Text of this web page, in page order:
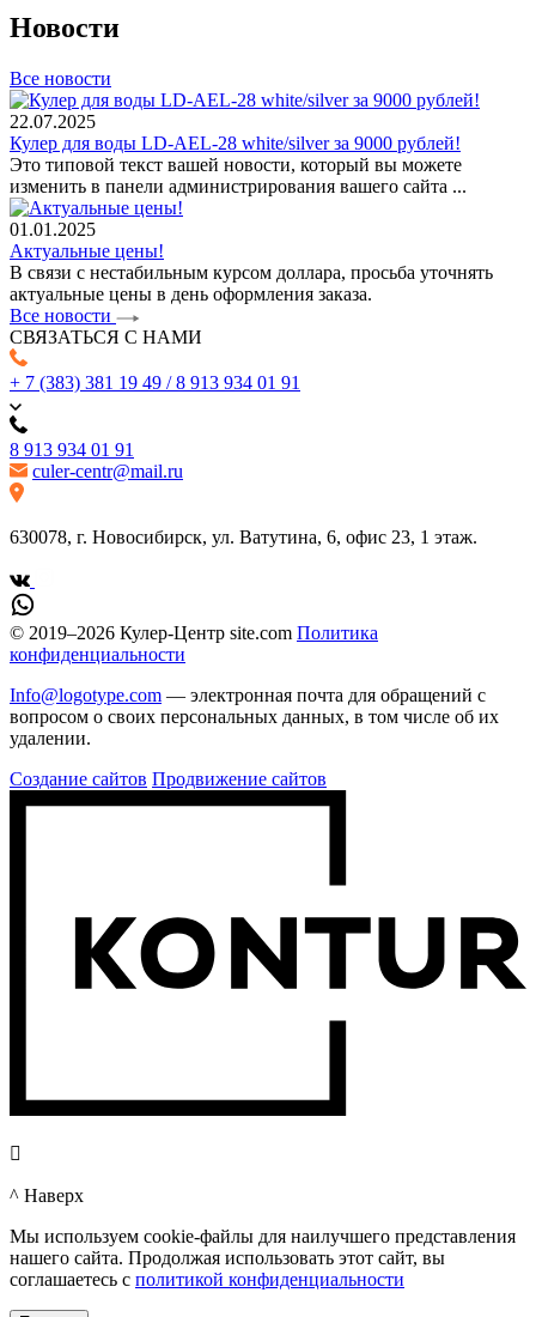
Новости
Все новости
22.07.2025
Кулер для воды LD-AEL-28 white/silver за 9000 рублей!
Это типовой текст вашей новости, который вы можете
изменить в панели администрирования вашего сайта ...
01.01.2025
Актуальные цены!
В связи с нестабильным курсом доллара, просьба уточнять
актуальные цены в день оформления заказа.
Все новости
СВЯЗАТЬСЯ С НАМИ
+ 7 (383) 381 19 49 / 8 913 934 01 91
8 913 934 01 91
culer-centr@mail.ru
630078, г. Новосибирск, ул. Ватутина, 6, офис 23, 1 этаж.
© 2019–2026 Кулер-Центр site.com Политика
конфиденциальности
Info@logotype.com — электронная почта для обращений с
вопросом о своих персональных данных, в том числе об их
удалении.
Создание сайтов Продвижение сайтов

^ Наверх
Мы используем cookie-файлы для наилучшего представления
нашего сайта. Продолжая использовать этот сайт, вы
соглашаетесь c политикой конфиденциальности